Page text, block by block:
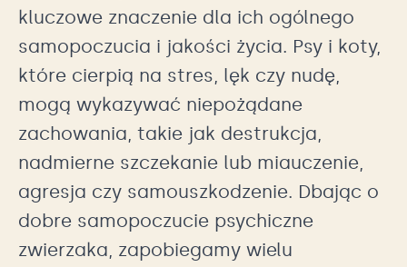
kluczowe znaczenie dla ich ogólnego
samopoczucia i jakości życia. Psy i koty,
które cierpią na stres, lęk czy nudę,
mogą wykazywać niepożądane
zachowania, takie jak destrukcja,
nadmierne szczekanie lub miauczenie,
agresja czy samouszkodzenie. Dbając o
dobre samopoczucie psychiczne
zwierzaka, zapobiegamy wielu